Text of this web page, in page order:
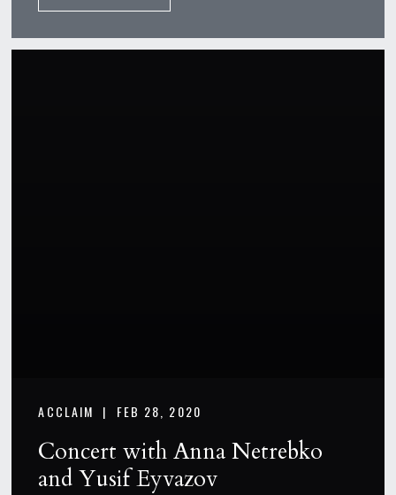
ACCLAIM | FEB 28, 2020
Concert with Anna Netrebko
and Yusif Eyvazov